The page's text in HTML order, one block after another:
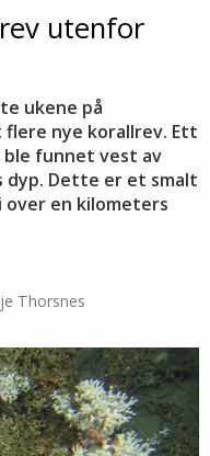
utenfor
ukene på
flere nye korallrev. Ett
ble funnet vest av
dyp. Dette er et smalt
over en kilometers
Thorsnes